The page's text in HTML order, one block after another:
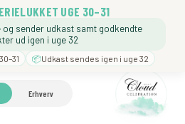
UGE 30–31
sender udkast samt godkendte
ud igen i uge 32
📦Udkast sendes igen i uge 32
Erhverv
❓️ BESØG